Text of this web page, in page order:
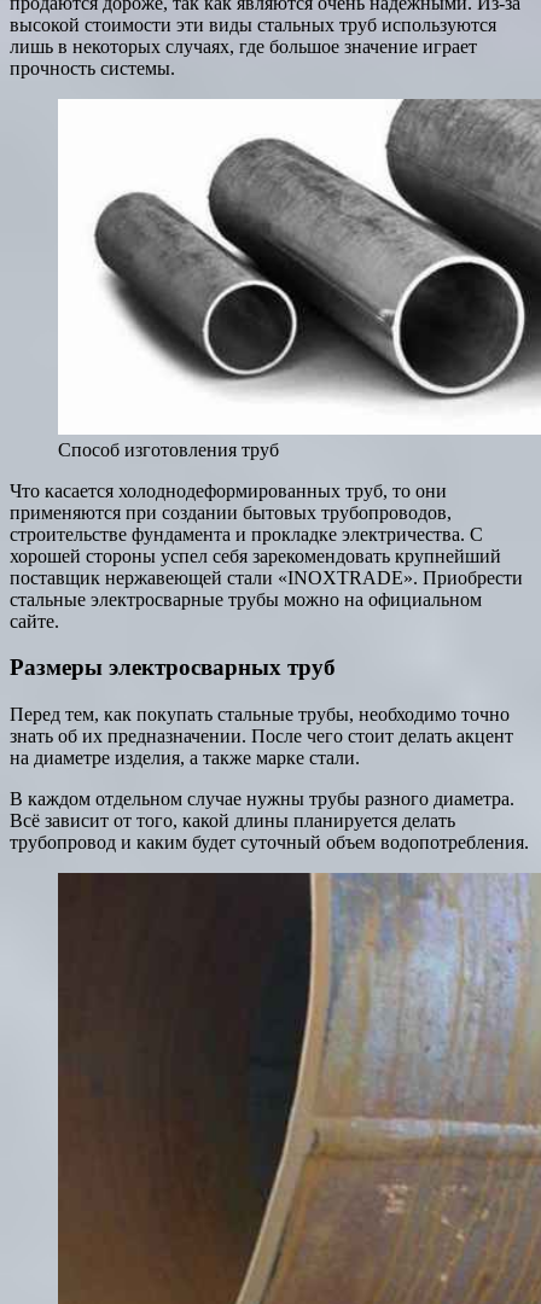
высокой стоимости эти виды стальных труб используются
лишь в некоторых случаях, где большое значение играет
прочность системы.
Способ изготовления труб
Что касается холоднодеформированных труб, то они
применяются при создании бытовых трубопроводов,
строительстве фундамента и прокладке электричества. С
хорошей стороны успел себя зарекомендовать крупнейший
поставщик нержавеющей стали «INOXTRADE». Приобрести
стальные электросварные трубы можно на официальном
сайте.
Размеры электросварных труб
Перед тем, как покупать стальные трубы, необходимо точно
знать об их предназначении. После чего стоит делать акцент
на диаметре изделия, а также марке стали.
В каждом отдельном случае нужны трубы разного диаметра.
Всё зависит от того, какой длины планируется делать
трубопровод и каким будет суточный объем водопотребления.